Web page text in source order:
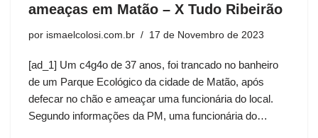
ameaças em Matão – X Tudo Ribeirão
por ismaelcolosi.com.br 17 de Novembro de 2023
[ad_1] Um c4g4o de 37 anos, foi trancado no banheiro
de um Parque Ecológico da cidade de Matão, após
defecar no chão e ameaçar uma funcionária do local.
Segundo informações da PM, uma funcionária do…